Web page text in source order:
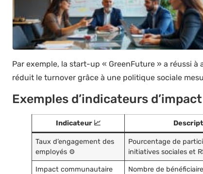
Par exemple, la start-up « GreenFuture » a réussi
réduit le turnover grâce à une politique sociale
Exemples d’indicateurs
Indicateur 📈
Taux d’engagement des
employés ⚙️
Pourcentage de
initiatives sociales et
Impact communautaire
Nombre de